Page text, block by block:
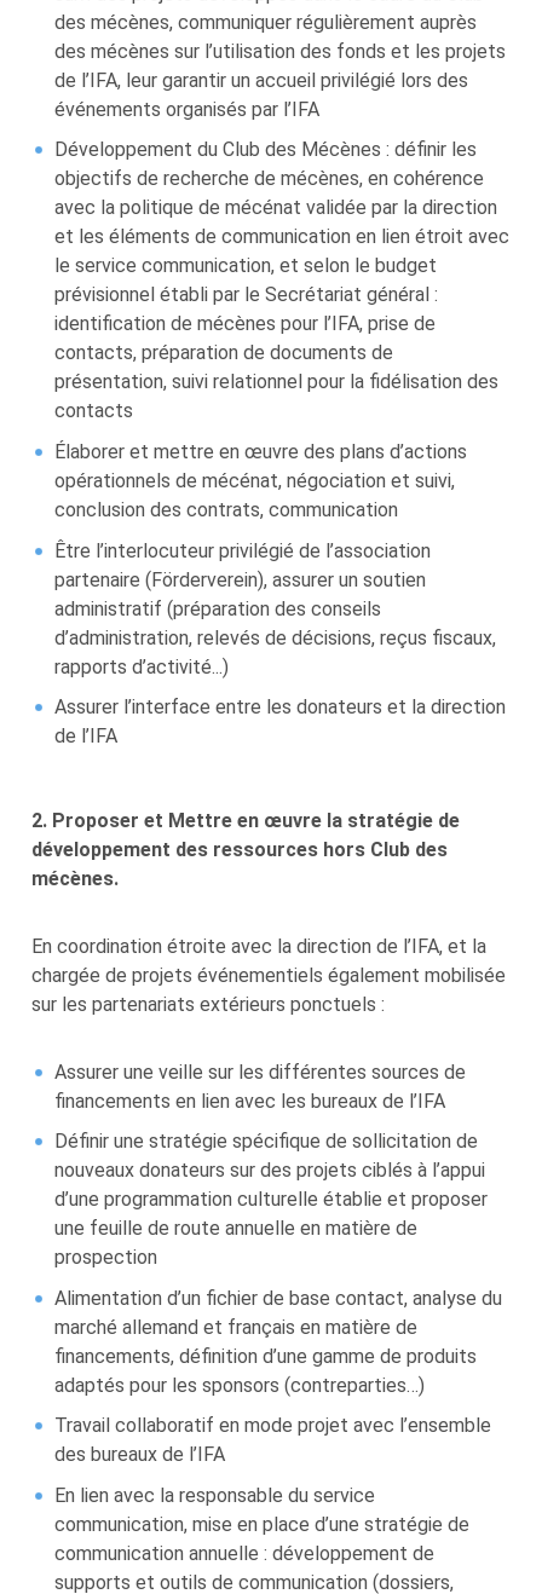
des mécènes, communiquer régulièrement auprès
des mécènes sur l’utilisation des fonds et les projets
de l’IFA, leur garantir un accueil privilégié lors des
événements organisés par l’IFA
Développement du Club des Mécènes : définir les
objectifs de recherche de mécènes, en cohérence
avec la politique de mécénat validée par la direction
et les éléments de communication en lien étroit avec
le service communication, et selon le budget
prévisionnel établi par le Secrétariat général :
identification de mécènes pour l’IFA, prise de
contacts, préparation de documents de
présentation, suivi relationnel pour la fidélisation des
contacts
Élaborer et mettre en œuvre des plans d’actions
opérationnels de mécénat, négociation et suivi,
conclusion des contrats, communication
Être l’interlocuteur privilégié de l’association
partenaire (Förderverein), assurer un soutien
administratif (préparation des conseils
d’administration, relevés de décisions, reçus fiscaux,
rapports d’activité...)
Assurer l’interface entre les donateurs et la direction
de l’IFA
2. Proposer et Mettre en œuvre la stratégie de
développement des ressources hors Club des
mécènes.
En coordination étroite avec la direction de l’IFA, et la
chargée de projets événementiels également mobilisée
sur les partenariats extérieurs ponctuels :
Assurer une veille sur les différentes sources de
financements en lien avec les bureaux de l’IFA
Définir une stratégie spécifique de sollicitation de
nouveaux donateurs sur des projets ciblés à l’appui
d’une programmation culturelle établie et proposer
une feuille de route annuelle en matière de
prospection
Alimentation d’un fichier de base contact, analyse du
marché allemand et français en matière de
financements, définition d’une gamme de produits
adaptés pour les sponsors (contreparties…)
Travail collaboratif en mode projet avec l’ensemble
des bureaux de l’IFA
En lien avec la responsable du service
communication, mise en place d’une stratégie de
communication annuelle : développement de
supports et outils de communication (dossiers,